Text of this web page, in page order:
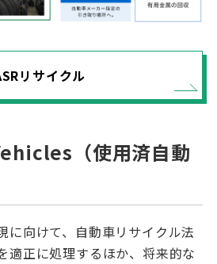
リサイクル
（使用済自動
に向けて、自動車リサイクル法
適正に処理するほか、将来的な